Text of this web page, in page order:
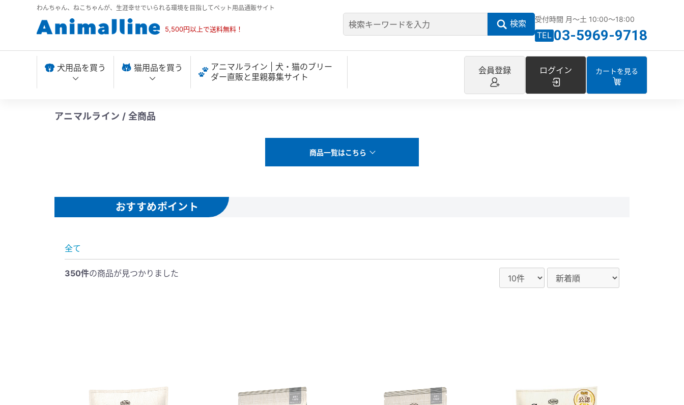
わんちゃん、ねこちゃんが、生涯幸せでいられる環境を目指してペット用品通販サイト
5,500円以上で送料無料！
検索 受付時間 月～土 10:00～18:00
TEL 03-5969-9718
犬用品を買う 猫用品を買う
アニマルライン | 犬・猫のブリー
ダー直販と里親募集サイト
会員登録 ログイン カートを見る
アニマルライン / 全商品
商品一覧はこちら
おすすめポイント
全て
350件の商品が見つかりました